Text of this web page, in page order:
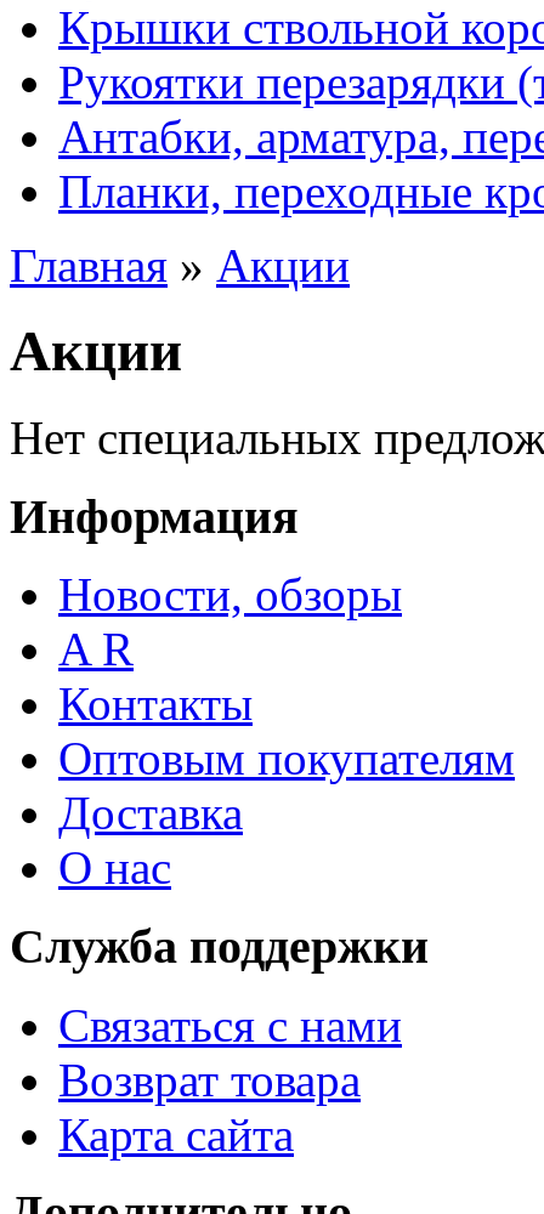
Крышки ствольной
Рукоятки перезарядки
Антабки, арматура,
Планки, переходные
Главная » Акции
Акции
Нет специальных
Информация
Новости, обзоры
A R
Контакты
Оптовым покупателям
Доставка
О нас
Служба поддержки
Связаться с нами
Возврат товара
Карта сайта